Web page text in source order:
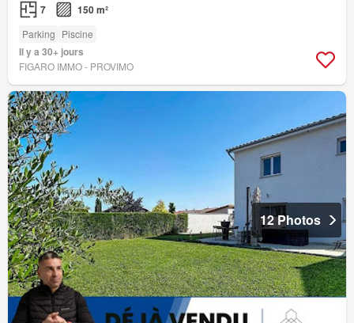
7 150 m²
Parking Piscine
Il y a 30+ jours
FIGARO IMMO - PROVIMO
12 Photos